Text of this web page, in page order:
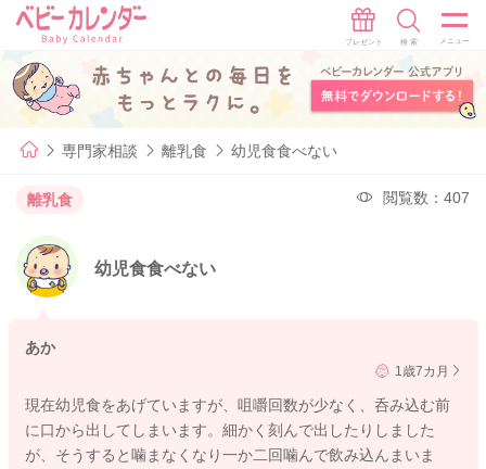
専門家相談 離乳食 幼児食食べない
離乳食 閲覧数：407
幼児食食べない
あか
1歳7カ月
現在幼児食をあげていますが、咀嚼回数が少なく、呑み込む前
に口から出してしまいます。細かく刻んで出したりしました
が、そうすると噛まなくなり一か二回噛んで飲み込んまいま